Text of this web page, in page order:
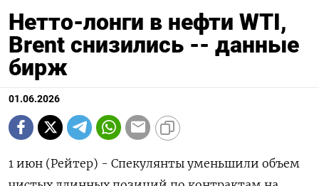
Нетто-лонги в нефти WTI,
Brent снизились -- данные
бирж
01.06.2026
1 июн (Рейтер) - Спекулянты уменьшили объем